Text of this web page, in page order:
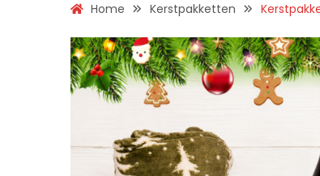
Home Kerstpakketten